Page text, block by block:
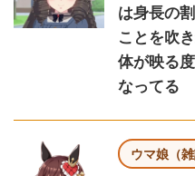
は身長の
ことを吹
体が映る
なってる
ウマ娘（雑